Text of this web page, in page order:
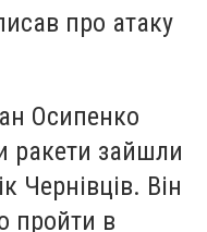
про атаку
Осипенко
ракети зайшли
Чернівців. Він
пройти в